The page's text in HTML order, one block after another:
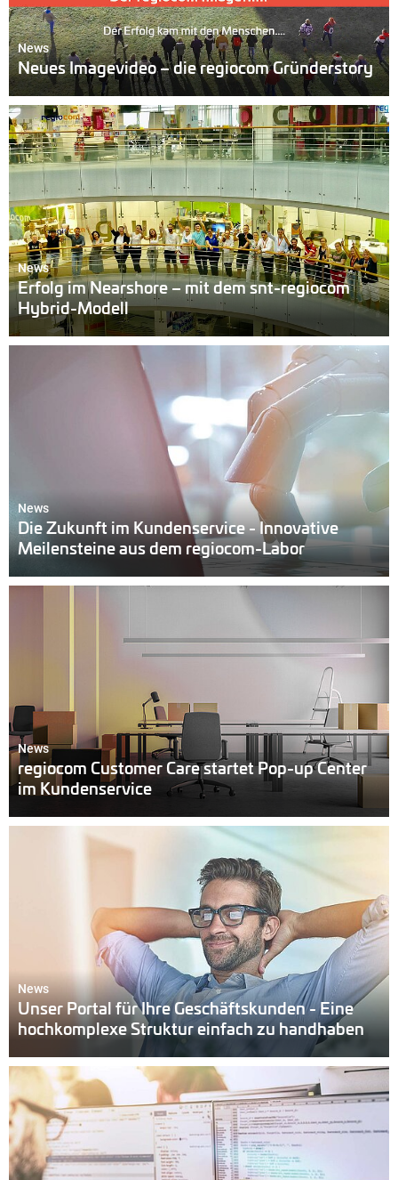
News
Neues Imagevideo – die regiocom Gründerstory
News
Erfolg im Nearshore – mit dem snt-regiocom
Hybrid-Modell
News
Die Zukunft im Kundenservice - Innovative
Meilensteine aus dem regiocom-Labor
News
regiocom Customer Care startet Pop-up Center
im Kundenservice
News
Unser Portal für Ihre Geschäftskunden - Eine
hochkomplexe Struktur einfach zu handhaben